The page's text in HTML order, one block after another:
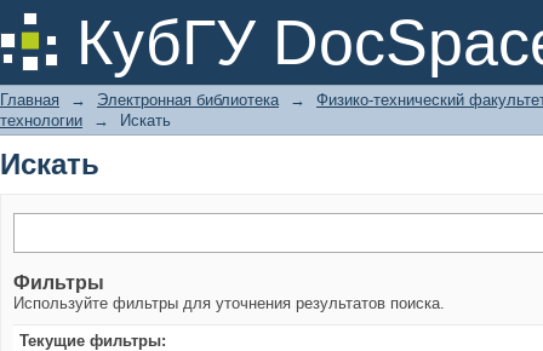
КубГУ
Искать
Главная → Электронная библиотека →
Физико-технический
технологии
→ Искать
Искать
Фильтры
Используйте фильтры для уточнения результатов поиска.
Текущие фильтры: